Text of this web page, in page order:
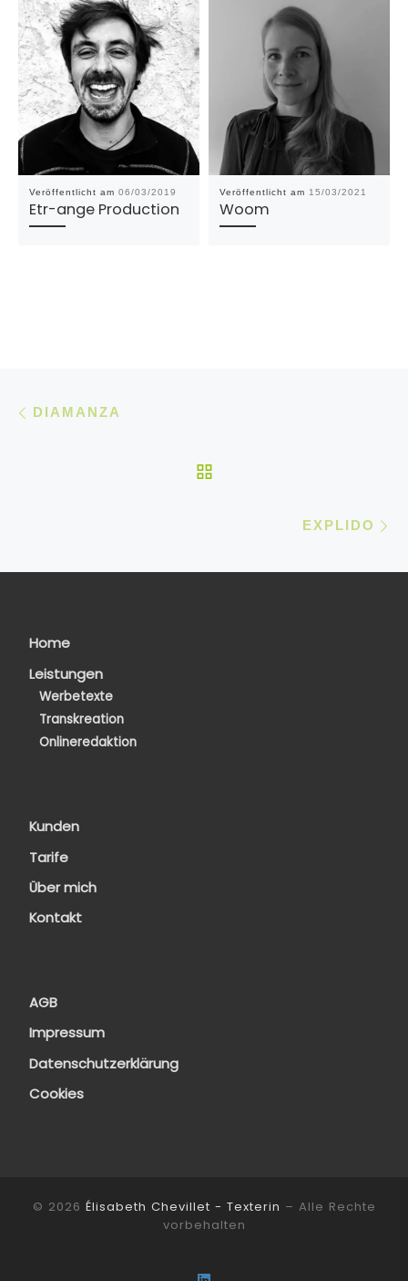
Veröffentlicht am 06/03/2019
Etr-ange Production
Veröffentlicht am 15/03/2021
Woom
Beitragsnavigation
DIAMANZA
EXPLIDO
Home
Leistungen
Werbetexte
Transkreation
Onlineredaktion
Kunden
Tarife
Über mich
Kontakt
AGB
Impressum
Datenschutzerklärung
Cookies
© 2026 Élisabeth Chevillet - Texterin – Alle Rechte
vorbehalten